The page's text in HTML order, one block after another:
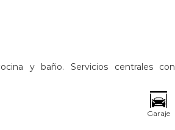
y baño. Servicios centrales con
Garaje